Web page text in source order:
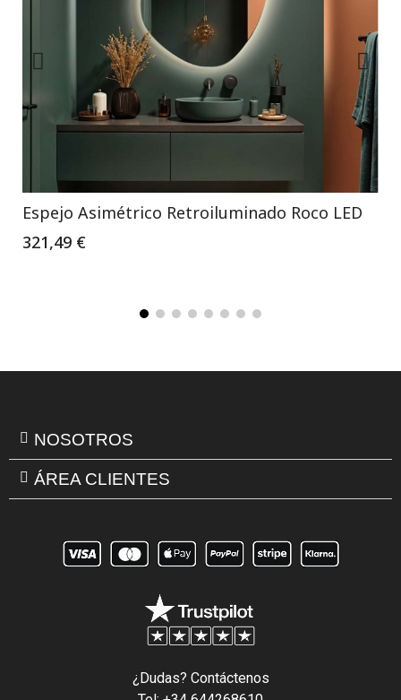
Espejo Asimétrico Retroiluminado Roco LED
321,49 €
NOSOTROS
ÁREA CLIENTES
¿Dudas? Contáctenos